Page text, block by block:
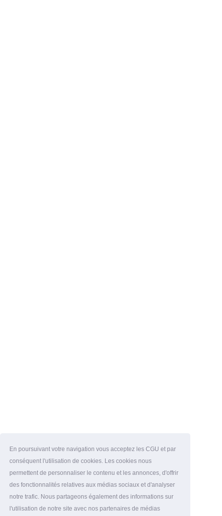
En poursuivant votre navigation vous acceptez les CGU et par
conséquent l'utilisation de cookies. Les cookies nous
permettent de personnaliser le contenu et les annonces, d'offrir
des fonctionnalités relatives aux médias sociaux et d'analyser
notre trafic. Nous partageons également des informations sur
l'utilisation de notre site avec nos partenaires de médias